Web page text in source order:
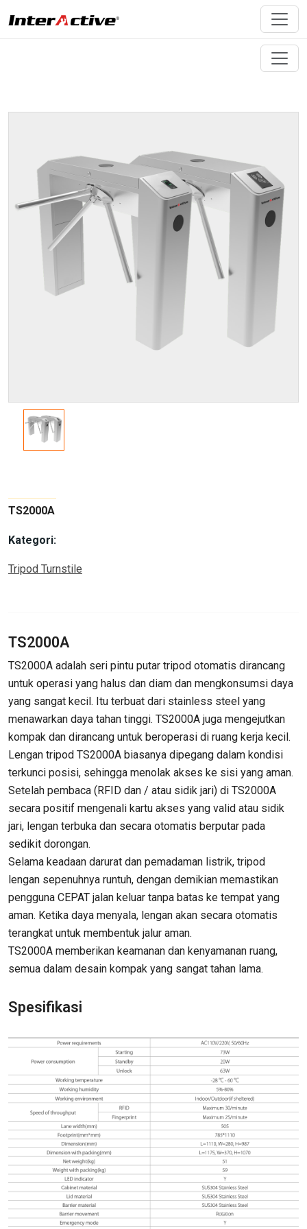
TS2000A
Kategori:
Tripod Turnstile
TS2000A
TS2000A adalah seri pintu putar tripod otomatis dirancang
untuk operasi yang halus dan diam dan mengkonsumsi daya
yang sangat kecil. Itu terbuat dari stainless steel yang
menawarkan daya tahan tinggi. TS2000A juga mengejutkan
kompak dan dirancang untuk beroperasi di ruang kerja kecil.
Lengan tripod TS2000A biasanya dipegang dalam kondisi
terkunci posisi, sehingga menolak akses ke sisi yang aman.
Setelah pembaca (RFID dan / atau sidik jari) di TS2000A
secara positif mengenali kartu akses yang valid atau sidik
jari, lengan terbuka dan secara otomatis berputar pada
sedikit dorongan.
Selama keadaan darurat dan pemadaman listrik, tripod
lengan sepenuhnya runtuh, dengan demikian memastikan
pengguna CEPAT jalan keluar tanpa batas ke tempat yang
aman. Ketika daya menyala, lengan akan secara otomatis
terangkat untuk membentuk jalur aman.
TS2000A memberikan keamanan dan kenyamanan ruang,
semua dalam desain kompak yang sangat tahan lama.
Spesifikasi